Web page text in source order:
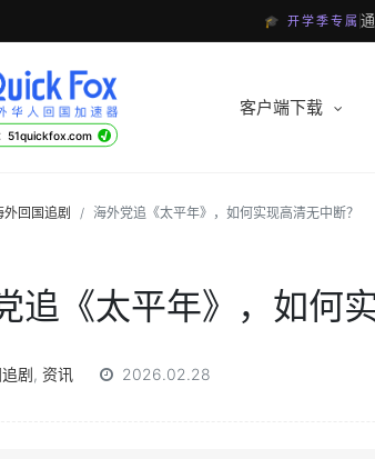
🎓 开学季专属
51quickfox.com √
客户端下载
外回国追剧 海外党追《太平年》，如何实现高清无中断？
追《太平年》，如何
剧, 资讯 2026.02.28